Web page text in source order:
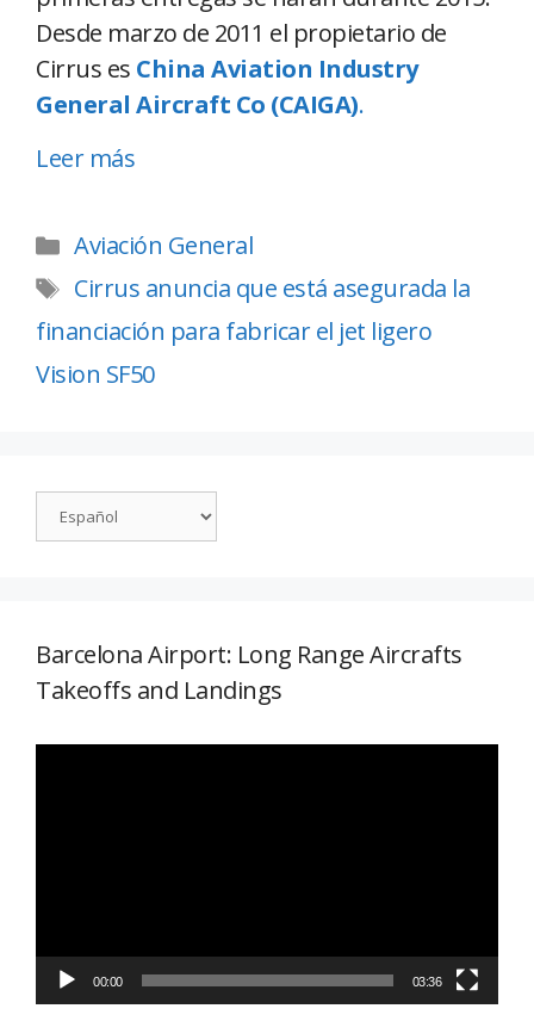
Desde marzo de 2011 el propietario de
Cirrus es China Aviation Industry
General Aircraft Co (CAIGA).
Leer más
Aviación General
Cirrus anuncia que está asegurada la
financiación para fabricar el jet ligero
Vision SF50
Barcelona Airport: Long Range Aircrafts
Takeoffs and Landings
00:00 03:36